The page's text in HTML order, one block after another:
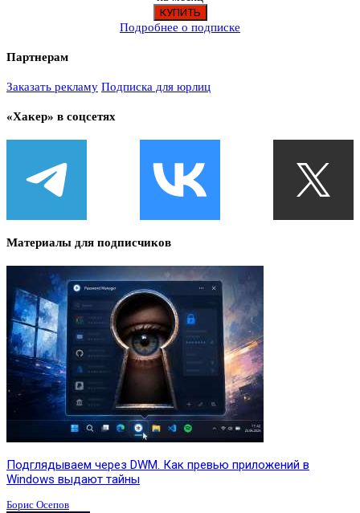
Подробнее о подписке
Партнерам
Заказать рекламу Подписка для юрлиц
«Хакер» в соцсетях
Материалы для подписчиков
Подглядываем через DWM. Как превью приложений в
Windows выдают тайны
Борис Осепов